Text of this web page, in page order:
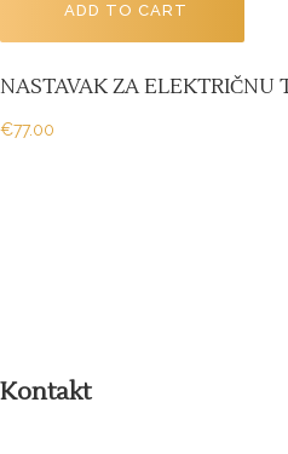
ADD TO CART
NASTAVAK ZA ELEKTRIČNU
€77.00
Kontakt